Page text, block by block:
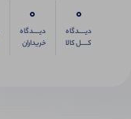
0
دیــــدگاه
کــــل کالا
0
دیــــدگاه
خریداران